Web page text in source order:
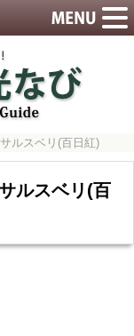
ルスベリ(百日紅)
ルスベリ(百